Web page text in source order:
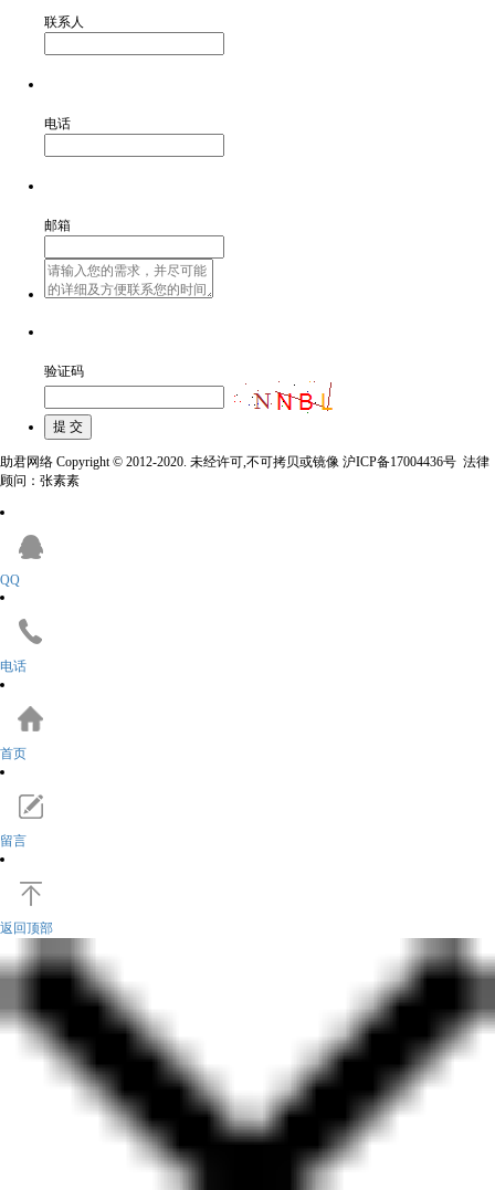
联系人
电话
邮箱
验证码
助君网络 Copyright © 2012-2020. 未经许可,不可拷贝或镜像 沪ICP备17004436号 法律
顾问：张素素
QQ
电话
首页
留言
返回顶部